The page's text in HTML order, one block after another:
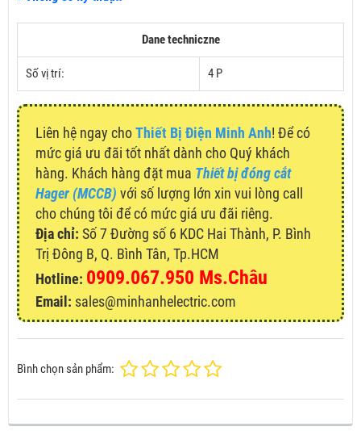
Dane techniczne
Số vị trí: 4 P
Liên hệ ngay choThiết Bị Điện Minh Anh! Để có
mức giá ưu đãi tốt nhất dành cho Quý khách
hàng. Khách hàng đặt mua Thiết bị đóng cắt
Hager (MCCB) với số lượng lớn xin vui lòng call
cho chúng tôi để có mức giá ưu đãi riêng.
Địa chỉ: Số 7 Đường số 6 KDC Hai Thành, P. Bình
Trị Đông B, Q. Bình Tân, Tp.HCM
Hotline: 0909.067.950 Ms.Châu
Email: sales@minhanhelectric.com
Bình chọn sản phẩm: